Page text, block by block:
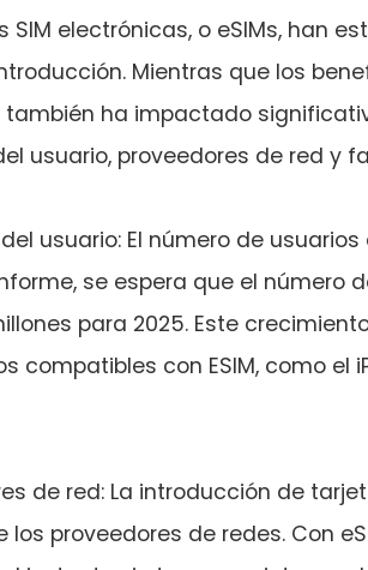
SIM electrónicas, o eSIMs, han
Mientras que los
ha impactado
usuario, proveedores de red y
del usuario: El número de
se espera que el número
para 2025. Este
compatibles con ESIM, como el
de red: La introducción de
los proveedores de redes. Con